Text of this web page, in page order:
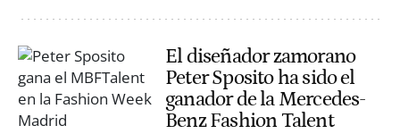
El diseñador zamorano
Peter Sposito ha sido el
ganador de la Mercedes-
Benz Fashion Talent